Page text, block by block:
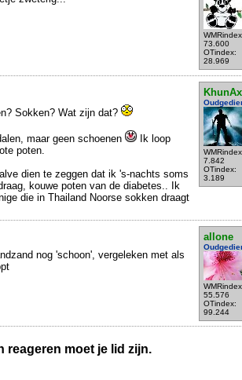
73.600
OTindex:
28.969
7.842
OTindex:
3.189
Sokken? Wat zijn dat?
maar geen schoenen
Ik loop
poten.
dien te zeggen dat ik 's-nachts soms
kouwe poten van de diabetes.. Ik
die in Thailand Noorse sokken draagt
allone
55.576
OTindex:
99.244
nog 'schoon', vergeleken met als
reageren moet je lid zijn.